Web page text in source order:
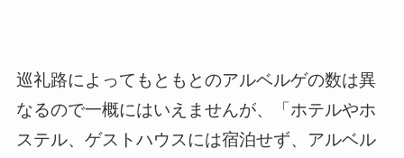
巡礼路によってもともとのアルベルゲの数は異
なるので一概にはいえませんが、「ホテルやホ
ステル、ゲストハウスには宿泊せず、アルベル